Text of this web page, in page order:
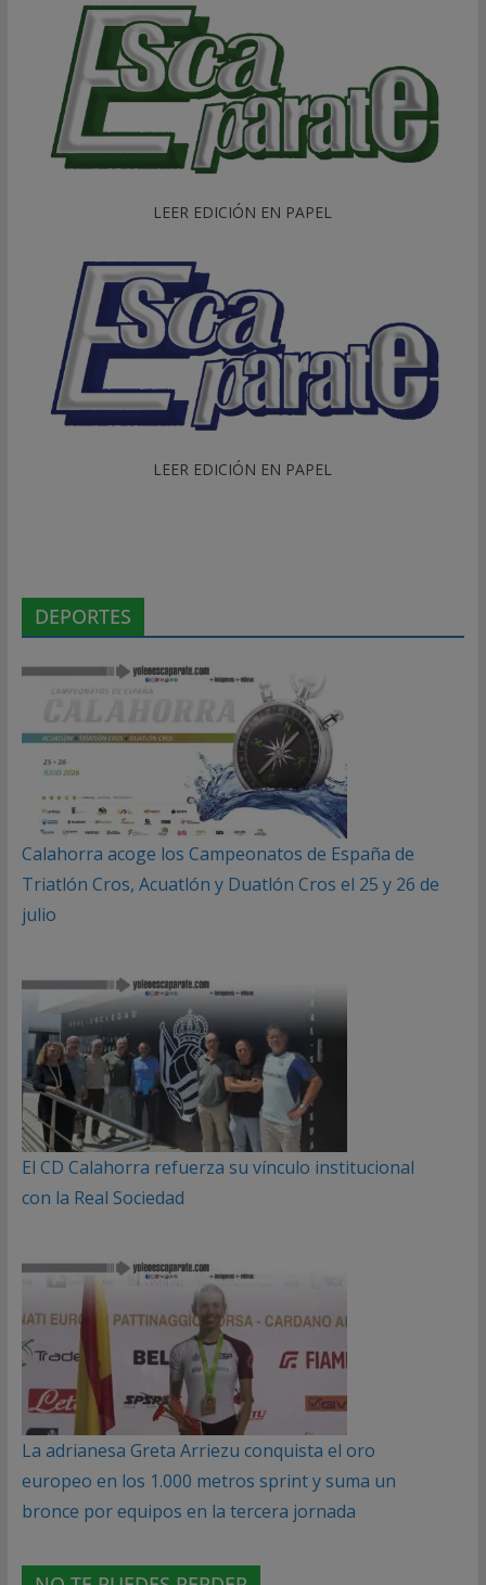
LEER EDICIÓN EN PAPEL
LEER EDICIÓN EN PAPEL
DEPORTES
Calahorra acoge los Campeonatos de España de
Triatlón Cros, Acuatlón y Duatlón Cros el 25 y 26 de
julio
El CD Calahorra refuerza su vínculo institucional
con la Real Sociedad
La adrianesa Greta Arriezu conquista el oro
europeo en los 1.000 metros sprint y suma un
bronce por equipos en la tercera jornada